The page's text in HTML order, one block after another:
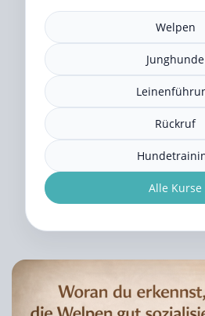
Welpen
Junghunde
Rückruf
Alle Kurse